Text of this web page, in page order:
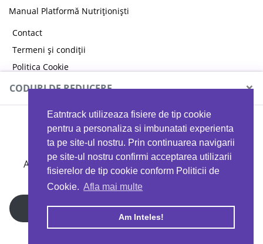
Eatntrack utilizeaza fisiere de tip cookie
pentru a personaliza si imbunatati experienta
ta pe site-ul nostru. Prin continuarea navigarii
pe site-ul nostru confirmi acceptarea utilizarii
fisierelor de tip cookie conform Politicii de
Cookie. Afla mai multe
Am Inteles!
Manual Platformă Nutriționiști
Contact
Termeni și condiții
Politica Cookie
Politica de confidențialitate
Copyright © 2026 EAT & TRACK S.R.L
CODURI DE REDUCERE ×
MYPROTEIN
Ai 40%reducere la orice comandă folosind codul
EATTRACK
Profită acum